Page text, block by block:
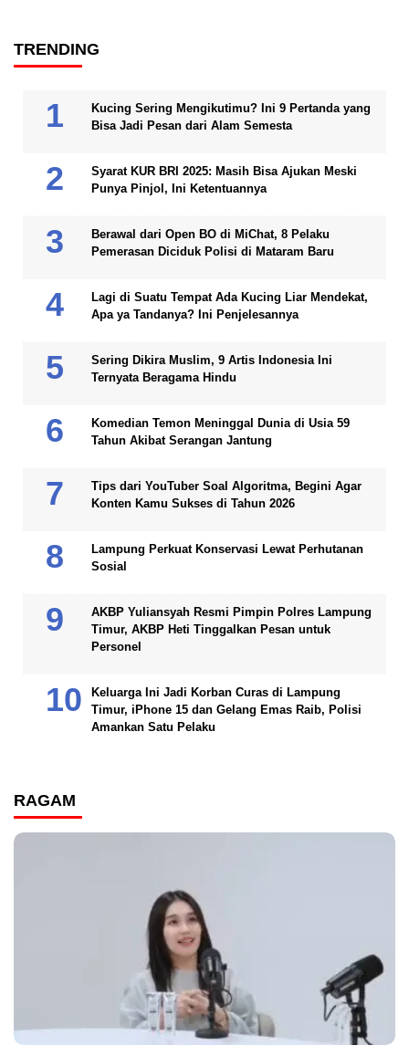
TRENDING
Kucing Sering Mengikutimu? Ini 9 Pertanda yang
Bisa Jadi Pesan dari Alam Semesta
Syarat KUR BRI 2025: Masih Bisa Ajukan Meski
Punya Pinjol, Ini Ketentuannya
Berawal dari Open BO di MiChat, 8 Pelaku
Pemerasan Diciduk Polisi di Mataram Baru
Lagi di Suatu Tempat Ada Kucing Liar Mendekat,
Apa ya Tandanya? Ini Penjelesannya
Sering Dikira Muslim, 9 Artis Indonesia Ini
Ternyata Beragama Hindu
Komedian Temon Meninggal Dunia di Usia 59
Tahun Akibat Serangan Jantung
Tips dari YouTuber Soal Algoritma, Begini Agar
Konten Kamu Sukses di Tahun 2026
Lampung Perkuat Konservasi Lewat Perhutanan
Sosial
AKBP Yuliansyah Resmi Pimpin Polres Lampung
Timur, AKBP Heti Tinggalkan Pesan untuk
Personel
Keluarga Ini Jadi Korban Curas di Lampung
Timur, iPhone 15 dan Gelang Emas Raib, Polisi
Amankan Satu Pelaku
RAGAM